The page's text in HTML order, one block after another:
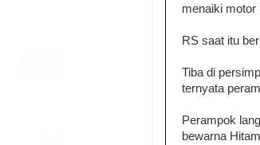
menaiki motor
RS saat itu
Tiba di
ternyata
Perampok
bewarna